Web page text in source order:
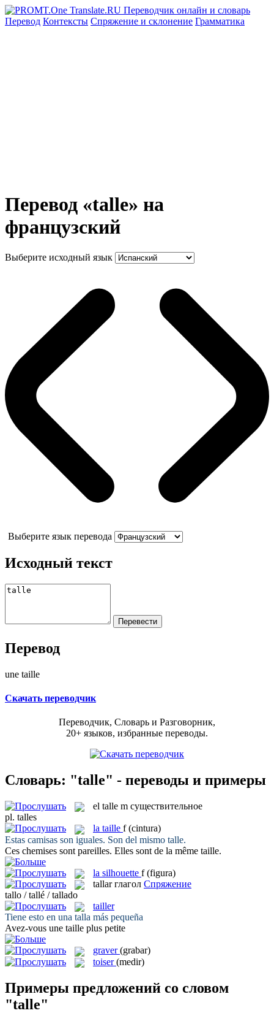
Перевод Контексты Спряжение и склонение Грамматика
Перевод «talle» на
французский
Выберите исходный язык
Выберите язык перевода
Исходный текст
Перевод
une taille
Скачать переводчик
Переводчик, Словарь и Разговорник,
20+ языков, избранные переводы.
Словарь: "talle" - переводы и примеры
el talle m существительное
pl. talles
la taille f (cintura)
Estas camisas son iguales. Son del mismo talle.
Ces chemises sont pareilles. Elles sont de la même taille.
la silhouette f (figura)
tallar глагол Спряжение
tallo / tallé / tallado
tailler
Tiene esto en una talla más pequeña
Avez-vous une taille plus petite
graver (grabar)
toiser (medir)
Примеры предложений со словом
"talle"